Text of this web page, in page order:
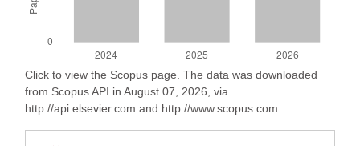
Click to view the Scopus page. The data was downloaded
from Scopus API in August 07, 2026, via
http://api.elsevier.com and http://www.scopus.com .